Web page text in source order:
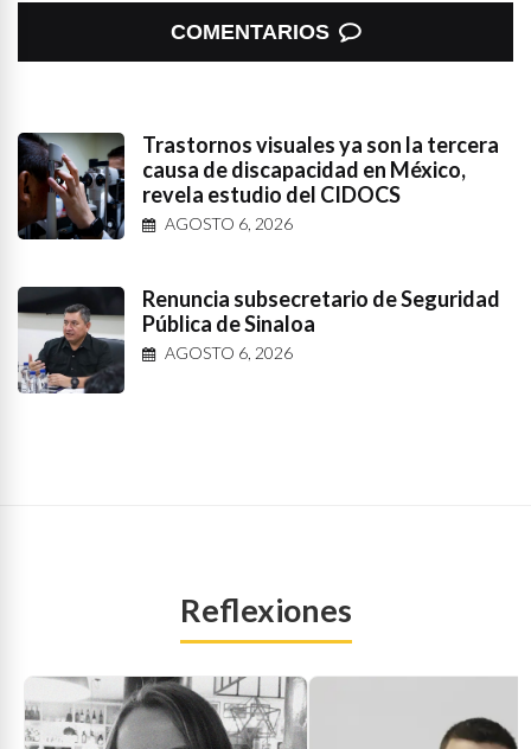
COMENTARIOS
Trastornos visuales ya son la tercera
causa de discapacidad en México,
revela estudio del CIDOCS
AGOSTO 6, 2026
Renuncia subsecretario de Seguridad
Pública de Sinaloa
AGOSTO 6, 2026
Reflexiones